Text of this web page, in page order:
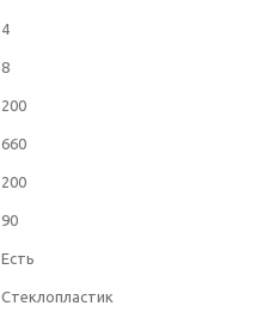
4
8
200
660
200
90
Есть
Стеклопластик